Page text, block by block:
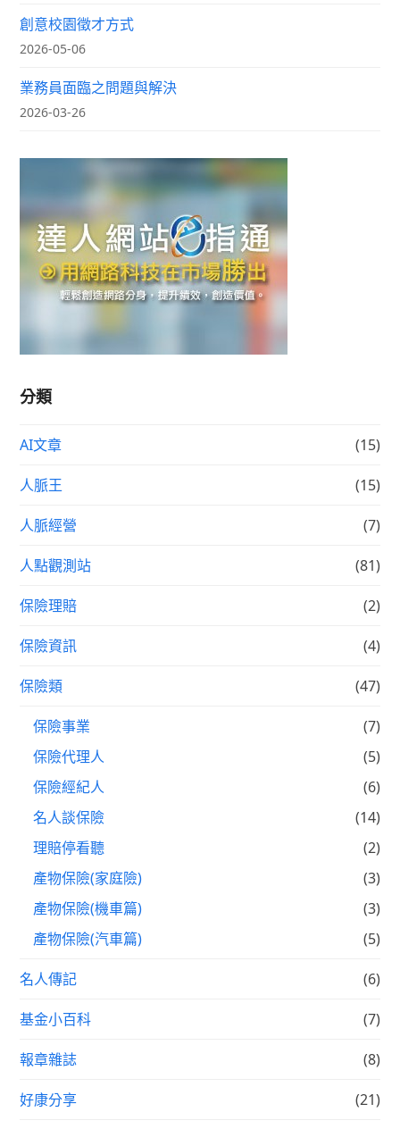
創意校園徵才方式
2026-05-06
業務員面臨之問題與解決
2026-03-26
分類
AI文章 (15)
人脈王 (15)
人脈經營 (7)
人點觀測站 (81)
保險理賠 (2)
保險資訊 (4)
保險類 (47)
保險事業
(7)
保險代理人
(5)
保險經紀人
(6)
名人談保險
(14)
理賠停看聽
(2)
產物保險(家庭險)
(3)
產物保險(機車篇)
(3)
產物保險(汽車篇)
(5)
名人傳記 (6)
基金小百科 (7)
報章雜誌 (8)
好康分享 (21)